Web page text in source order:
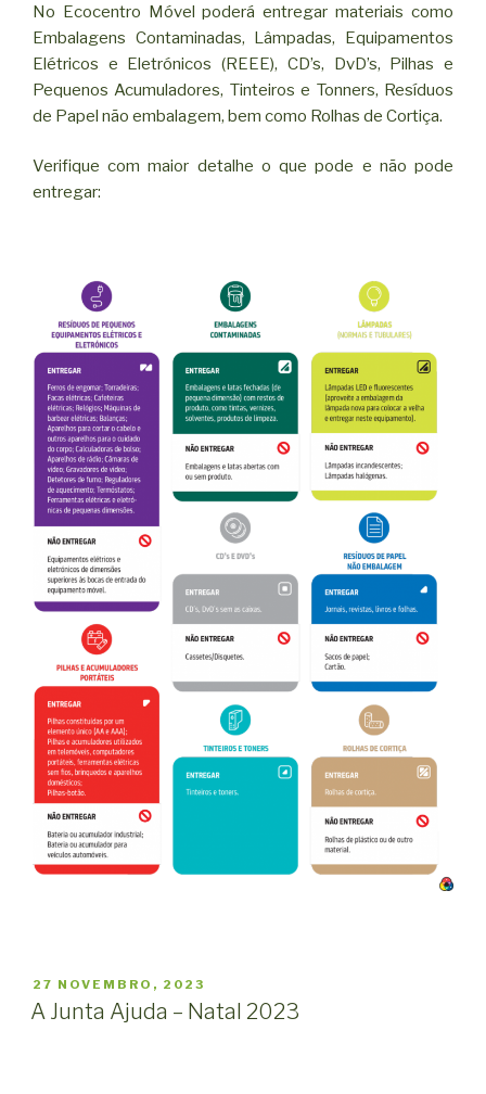
No Ecocentro Móvel poderá entregar materiais como
Embalagens Contaminadas, Lâmpadas, Equipamentos
Elétricos e Eletrónicos (REEE), CD’s, DvD’s, Pilhas e
Pequenos Acumuladores, Tinteiros e Tonners, Resíduos
de Papel não embalagem, bem como Rolhas de Cortiça.
Verifique com maior detalhe o que pode e não pode
entregar:
PUBLICADO
EM
27 NOVEMBRO, 2023
A Junta Ajuda – Natal 2023